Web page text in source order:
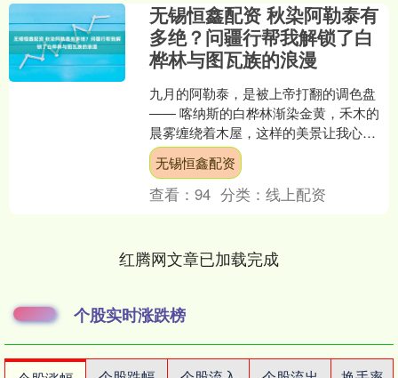
无锡恒鑫配资 秋染阿勒泰有
多绝？问疆行帮我解锁了白
桦林与图瓦族的浪漫
九月的阿勒泰，是被上帝打翻的调色盘
—— 喀纳斯的白桦林渐染金黄，禾木的
晨雾缠绕着木屋，这样的美景让我心动
了整整一年。出发前两周，问疆行的专
属客服就开启了 “管....
无锡恒鑫配资
查看：94 分类：线上配资
红腾网文章已加载完成
个股实时涨跌榜